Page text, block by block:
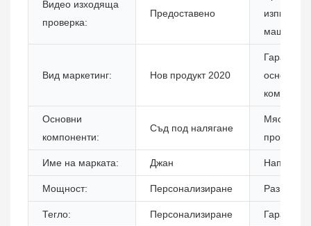
Видео изходяща
проверка:
Предоставено
машини:
Вид маркетинг: Нов продукт 2020
Гаранция
основните
Основни
компоненти:
Съд под налягане
Място на
произход:
Име на марката: Джан
Мощност: Персонализиране Размери
Тегло: Персонализиране Гаранция: